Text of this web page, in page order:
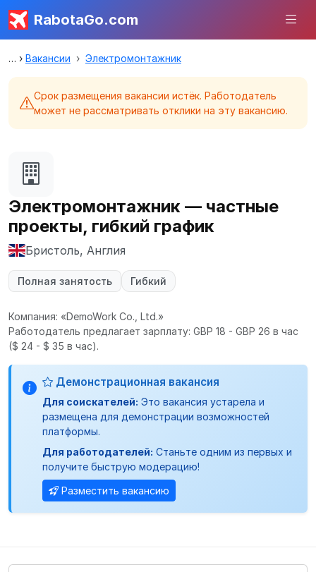
RabotaGo.com
Вакансии Электромонтажник
Срок размещения вакансии истёк. Работодатель
может не рассматривать отклики на эту вакансию.
Электромонтажник — частные
проекты, гибкий график
Бристоль, Англия
Полная занятость Гибкий
Компания: «DemoWork Co., Ltd.»
Работодатель предлагает зарплату: GBP 18 - GBP 26 в час
($ 24 - $ 35 в час).
Демонстрационная вакансия
Для соискателей: Это вакансия устарела и
размещена для демонстрации возможностей
платформы.
Для работодателей: Станьте одним из первых и
получите быструю модерацию!
Разместить вакансию